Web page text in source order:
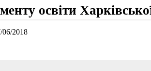
освіти
06/2018